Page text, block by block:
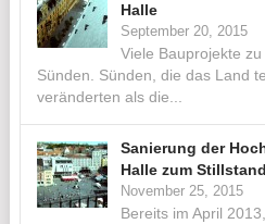
Halle
September 20, 2015
Viele Bauprojekte
Sünden. Sünden, die das Land
veränderten als die...
Sanierung der
Halle zum
November 25, 2015
Bereits im April